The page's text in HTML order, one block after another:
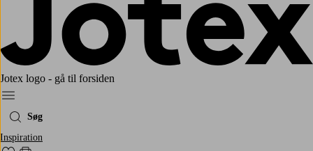
Jotex logo - gå til forsiden
Menu
Søg
Inspiration